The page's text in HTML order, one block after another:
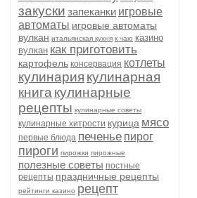
закуски запеканки игровые
автоматы игровые автоматы
вулкан итальянская кухня к чаю казино
вулкан как приготовить
картофель консервация котлеты
кулинария кулинарная
книга кулинарные
рецепты кулинарные советы
кулинарные хитрости курица мясо
первые блюда печенье пирог
пироги пирожки пирожные
полезные советы постные
рецепты праздничные рецепты
рейтинги казино рецепт